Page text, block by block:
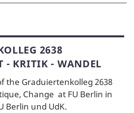
2638
- KRITIK - WANDEL
the Graduiertenkolleg 2638
Change at FU Berlin in
Berlin und UdK.